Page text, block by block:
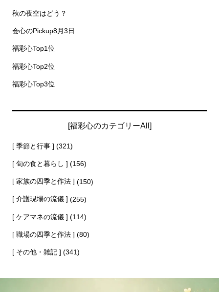
秋の夜空はどう？
会心のPickup8月3日
福彩心Top1位
福彩心Top2位
福彩心Top3位
[福彩心のカテゴリーAll]
[ 季節と行事 ] (321)
[ 旬の食と暮らし ] (156)
[ 家族の四季と作法 ] (150)
[ 介護現場の流儀 ] (255)
[ ケアマネの流儀 ] (114)
[ 職場の四季と作法 ] (80)
[ その他・雑記 ] (341)